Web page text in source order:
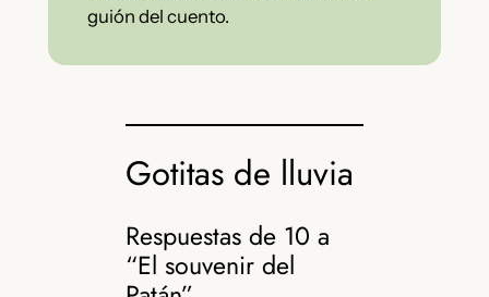
guión del cuento.
Gotitas de lluvia
Respuestas de 10 a
“El souvenir del